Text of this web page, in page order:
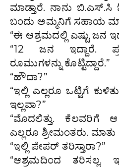
ಮಾಡ್ತಾರೆ. ನಾನು ಬಿ.ಎಸ್.ಸಿ
ಬಂದು ಅಮ್ಮನಿಗೆ ಸಹಾಯ
“ಈ ಆಶ್ರಮದಲ್ಲಿ ಎಷ್ಟು ಜನ
“12 ಜನ ಇದ್ದಾರೆ.
ರೂಮುಗಳನ್ನು ಕೊಟ್ಟಿದ್ದಾರೆ.”
“ಹೌದಾ?”
“ಇಲ್ಲಿ ಎಲ್ಲರೂ ಒಟ್ಟಿಗೆ
ಇಲ್ಲವಾ?”
“ಮೊದಲಿತ್ತು. ಕೆಲವರಿಗೆ ಆ
ಎಲ್ಲರೂ ಶ್ರೀಮಂತರು.
“ಇಲ್ಲಿ ಪೇಪರ್ ತರಿಸ್ತಾರಾ?”
“ಆಶ್ರಮದಿಂದ ತರಿಸಲ್ಲ.